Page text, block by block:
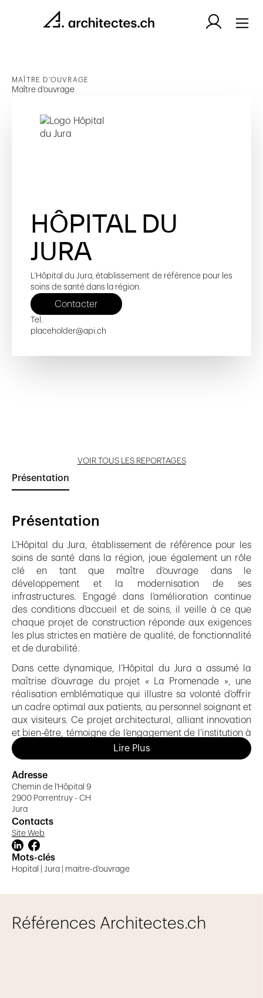
MAÎTRE D’OUVRAGE
Maître d’ouvrage
HÔPITAL DU
JURA
L’Hôpital du Jura, établissement de référence pour les
soins de santé dans la région.
Contacter
Tel.
placeholder@api.ch
VOIR TOUS LES REPORTAGES
Présentation
Présentation
L’Hôpital du Jura, établissement de référence pour les
soins de santé dans la région, joue également un rôle
clé en tant que maître d’ouvrage dans le
développement et la modernisation de ses
infrastructures. Engagé dans l’amélioration continue
des conditions d’accueil et de soins, il veille à ce que
chaque projet de construction réponde aux exigences
les plus strictes en matière de qualité, de fonctionnalité
et de durabilité.
Dans cette dynamique, l’Hôpital du Jura a assumé la
maîtrise d’ouvrage du projet « La Promenade », une
réalisation emblématique qui illustre sa volonté d’offrir
un cadre optimal aux patients, au personnel soignant et
aux visiteurs. Ce projet architectural, alliant innovation
et bien-être, témoigne de l’engagement de l’institution à
concevoir des espaces modernes, confortables et
adaptés aux besoins évolutifs du secteur hospitalier.
Grâce à une approche collaborative avec les différents
acteurs du bâtiment, l’Hôpital du Jura s’assure que ses
infrastructures reflètent les standards les plus élevés en
matière de construction et d’aménagement hospitalier.
Lire Plus
Adresse
Chemin de l'Hôpital 9
2900 Porrentruy - CH
Jura
Contacts
Site Web
Mots-clés
Hopital | Jura | maitre-d'ouvrage
Références Architectes.ch